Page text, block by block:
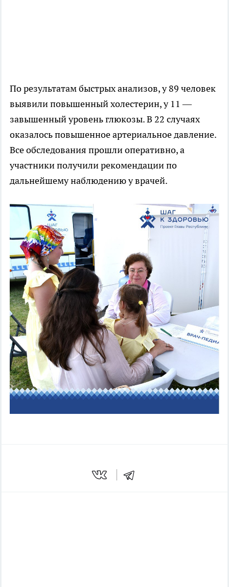
По результатам быстрых анализов, у 89 человек
выявили повышенный холестерин, у 11 —
завышенный уровень глюкозы. В 22 случаях
оказалось повышенное артериальное давление.
Все обследования прошли оперативно, а
участники получили рекомендации по
дальнейшему наблюдению у врачей.